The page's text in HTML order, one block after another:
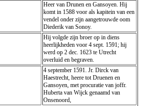
Heer van Drunen en Gansoyen. Hij
komt in 1588 voor als kapitein van een
vendel onder zijn aangetrouwde oom
Diederik van Sonoy.
Hij volgde zijn broer op in diens
heerlijkheden voor 4 sept. 1591; hij
werd op 2 dec. 1623 te Utrecht
overluid en begraven.
4 september 1591. Jr. Dirck van
Haestrecht, heere tot Druenen en
Gansoyen, met procuratie van joffr.
Huberta van Wijck genaamd van
Onsenoord,